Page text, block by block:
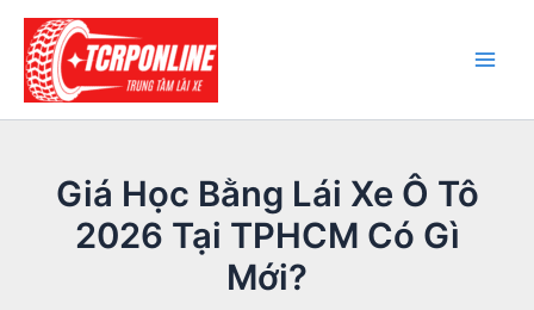
Nhảy
dung
Giá Học Bằng Lái Xe Ô Tô
2026 Tại TPHCM Có Gì
Mới?